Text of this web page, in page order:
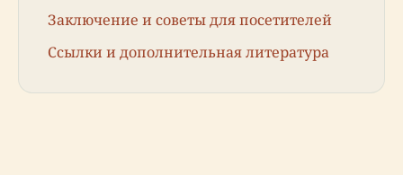
Заключение и советы для посетителей
Ссылки и дополнительная литература